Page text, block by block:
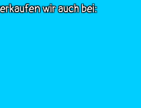
wir auch bei: